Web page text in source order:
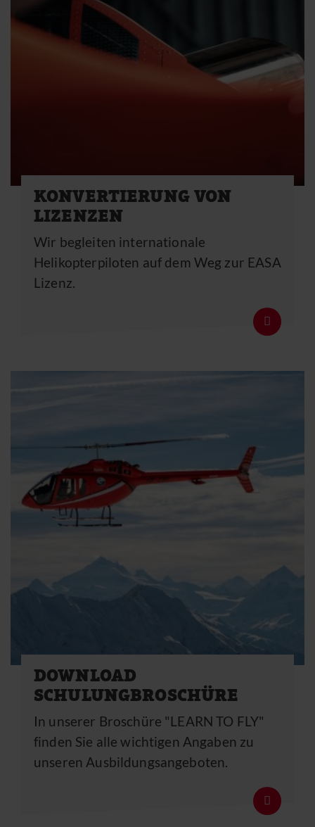
KONVERTIERUNG VON
LIZENZEN
Wir begleiten internationale
Helikopterpiloten auf dem Weg zur EASA
Lizenz.
Details
DOWNLOAD
SCHULUNGBROSCHÜRE
In unserer Broschüre "LEARN TO FLY"
finden Sie alle wichtigen Angaben zu
unseren Ausbildungsangeboten.
Details